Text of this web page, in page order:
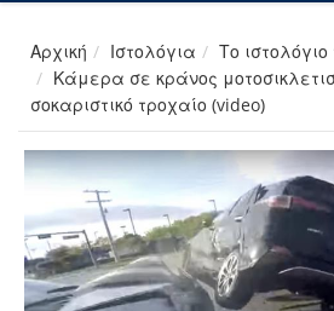
Αρχική Ιστολόγια
Το ιστολόγιο
Κάμερα σε κράνος
σοκαριστικό τροχαίο (video)